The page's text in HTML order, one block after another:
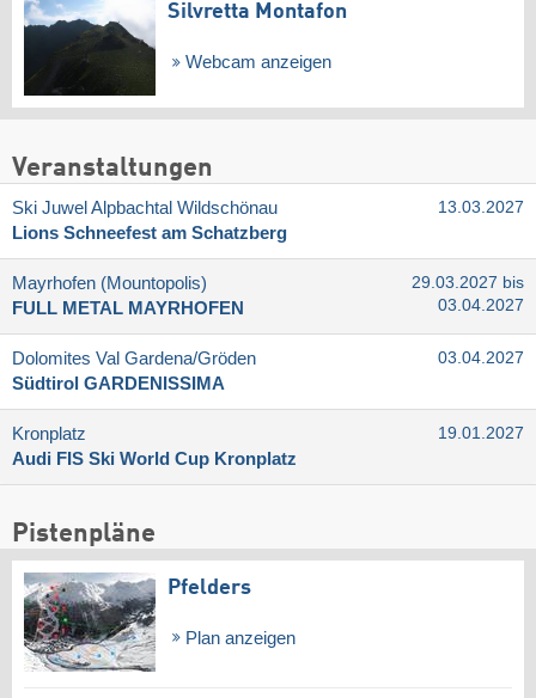
Silvretta Montafon
Webcam anzeigen
Veranstaltungen
Ski Juwel Alpbachtal Wildschönau
Lions Schneefest am Schatzberg
13.03.2027
Mayrhofen (Mountopolis)
FULL METAL MAYRHOFEN
29.03.2027 bis
03.04.2027
Dolomites Val Gardena/​Gröden
Südtirol GARDENISSIMA
03.04.2027
Kronplatz
Audi FIS Ski World Cup Kronplatz
19.01.2027
Pistenpläne
Pfelders
Plan anzeigen